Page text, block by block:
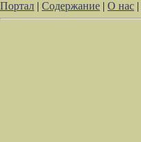
Портал | Содержание | О нас |